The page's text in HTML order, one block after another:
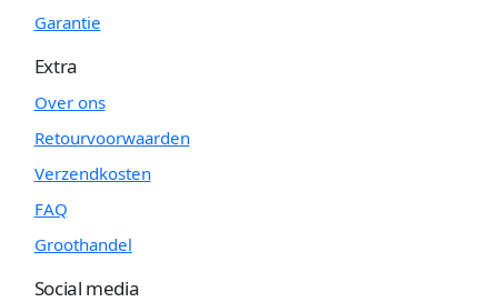
Garantie
Extra
Over ons
Retourvoorwaarden
Verzendkosten
FAQ
Groothandel
Social media